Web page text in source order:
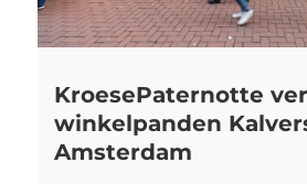
KroesePaternotte
winkelpanden
Amsterdam